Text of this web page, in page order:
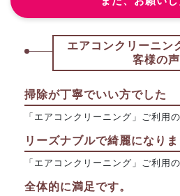
エアコンクリーニン
客様の声
掃除が丁寧でいい方でした
「エアコンクリーニング」ご利用
リーズナブルで綺麗になりま
「エアコンクリーニング」ご利用
全体的に満足です。